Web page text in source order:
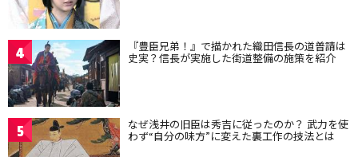
4 『豊臣兄弟！』で描かれた織田信長の道普請は
史実？信長が実施した街道整備の施策を紹介
5 なぜ浅井の旧臣は秀吉に従ったのか？ 武力を使
わず“自分の味方”に変えた裏工作の技法とは